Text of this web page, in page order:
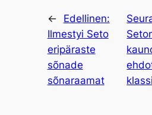
←
Edellinen:
Ilmestyi Seto
eripäraste
sõnade
sõnaraamat